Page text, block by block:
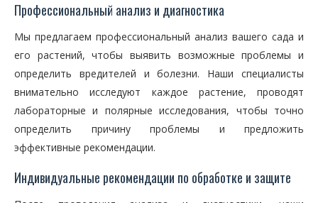
Профессиональный анализ и диагностика
Мы предлагаем профессиональный анализ вашего сада и
его растений, чтобы выявить возможные проблемы и
определить вредителей и болезни. Наши специалисты
внимательно исследуют каждое растение, проводят
лабораторные и полярные исследования, чтобы точно
определить причину проблемы и предложить
эффективные рекомендации.
Индивидуальные рекомендации по обработке и защите